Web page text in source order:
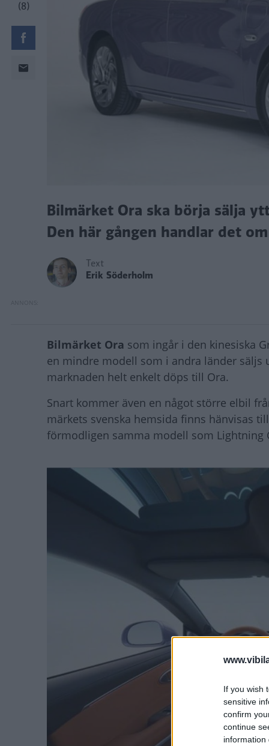
If you wish
sensitive
confirm
continue
information
(8)
Bilmärket Ora ska börja sälja
Den här gången handlar det
Text
Erik Söderholm
Bilmärket Ora som ingår i den kinesiska
en mindre modell som i andra länder säljs
marknaden helt enkelt döps till Ora.
Snart kommer även en något större elbil
märkets svenska hemsida finns hänvisas
förmodligen samma modell som Lightning